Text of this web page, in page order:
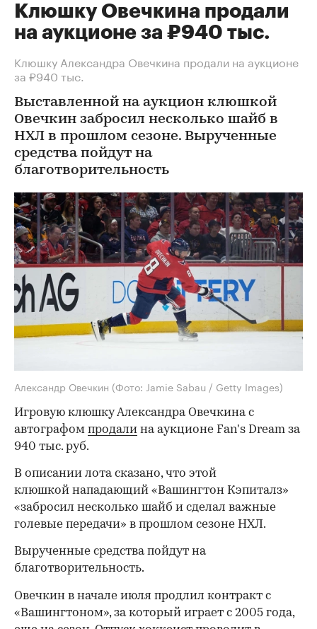
Клюшку Овечкина продали
на аукционе за ₽940 тыс.
Клюшку Александра Овечкина продали на аукционе
за ₽940 тыс.
Выставленной на аукцион клюшкой
Овечкин забросил несколько шайб в
НХЛ в прошлом сезоне. Вырученные
средства пойдут на
благотворительность
Александр Овечкин (Фото: Jamie Sabau / Getty Images)
Игровую клюшку Александра Овечкина с
автографом продали на аукционе Fan's Dream за
940 тыс. руб.
В описании лота сказано, что этой
клюшкой нападающий «Вашингтон Кэпиталз»
«забросил несколько шайб и сделал важные
голевые передачи» в прошлом сезоне НХЛ.
Вырученные средства пойдут на
благотворительность.
Овечкин в начале июля продлил контракт с
«Вашингтоном», за который играет с 2005 года,